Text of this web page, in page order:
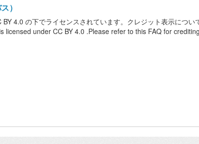
）
BY 4.0 の下でライセンスされています。クレジット表示につい
licensed under CC BY 4.0 .Please refer to this FAQ for